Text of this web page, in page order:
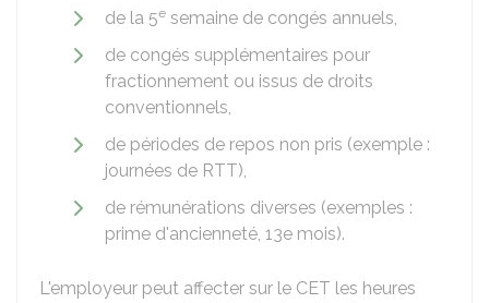
de la 5e semaine de congés annuels,
de congés supplémentaires pour
fractionnement ou issus de droits
conventionnels,
de périodes de repos non pris (exemple :
journées de RTT),
de rémunérations diverses (exemples :
prime d'ancienneté, 13e mois).
L'employeur peut affecter sur le CET les heures